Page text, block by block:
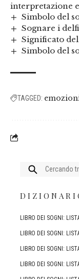
interpretazione
Simbolo del
Sognare i
Significato
Simbolo del
TAGGED:
Cercare:
LIBRO DEI SOGNI:
LIBRO DEI SOGNI:
LIBRO DEI SOGNI:
LIBRO DEI SOGNI: